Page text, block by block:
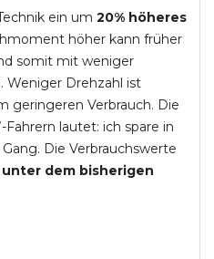
ein um 20% höheres
höher kann früher
somit mit weniger
Weniger Drehzahl ist
geringeren Verbrauch. Die
lautet: ich spare in
Die Verbrauchswerte
unter dem bisherigen